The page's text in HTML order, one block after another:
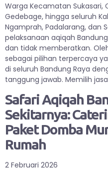
Warga Kecamatan Sukasari,
Gedebage, hingga seluruh
Ngamprah, Padalarang, dan
pelaksanaan aqiqah
dan tidak memberatkan.
sebagai pilihan terpercaya
di seluruh Bandung Raya
tanggung jawab. Memilih
Safari Aqiqah
Sekitarnya:
Paket Domba
Rumah
2 Februari 2026